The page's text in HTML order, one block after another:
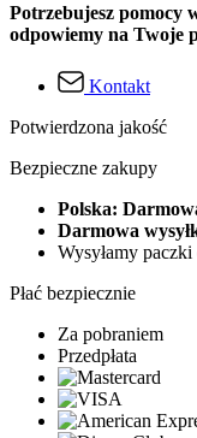
Potrzebujesz pomocy
odpowiemy na Twoje
Kontakt
Potwierdzona jakość
Bezpieczne zakupy
Polska:
Darmowa
Wysyłamy paczki
Płać bezpiecznie
Za pobraniem
Przedpłata